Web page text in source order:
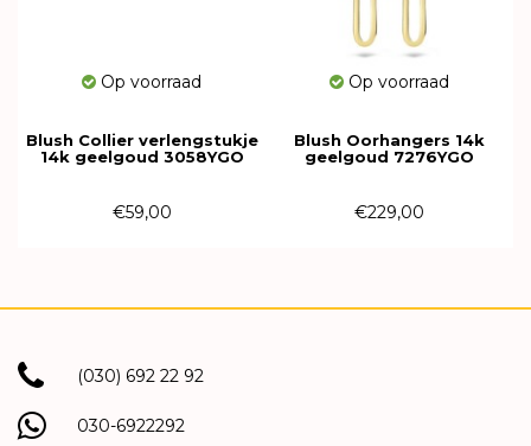
Op voorraad
Blush Collier verlengstukje
14k geelgoud 3058YGO
€59,00
Op voorraad
Blush Oorhangers 14k
geelgoud 7276YGO
€229,00
(030) 692 22 92
030-6922292